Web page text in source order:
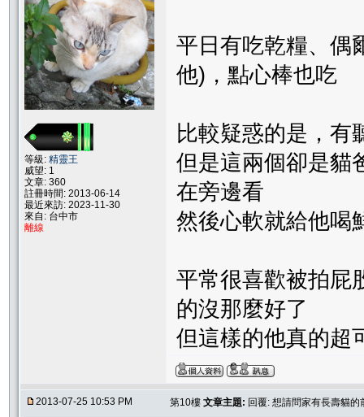
等級: 精靈王
威望: 1
文章: 360
註冊時間: 2013-06-14
最近來訪: 2023-11-30
來自: 台中市
離線
平日有吃乾糧、偶
他)，點心棒也吃
比較疑惑的是，有
但是這兩個卻是貓
在旁邊看
然後心軟就給他喝
平常很喜歡被拍屁
的沒那麼好了
但這樣的他真的超
2013-07-25 10:53 PM 第10樓 文章主題: 回覆: 想請問家有長壽貓